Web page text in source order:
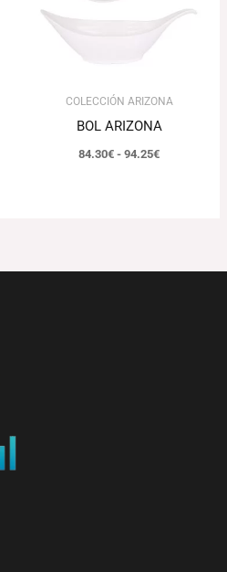
COLECCIÓN ARIZONA
BOL ARIZONA
84.30€ - 94.25€
94.25€